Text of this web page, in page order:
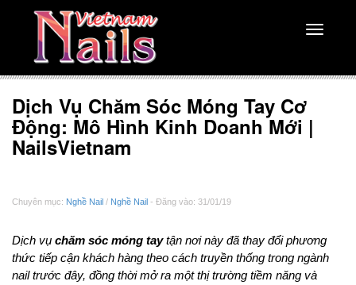
Toggle
Dịch Vụ Chăm Sóc Móng Tay Cơ
Động: Mô Hình Kinh Doanh Mới |
NailsVietnam
Chuyên mục: Nghề Nail / Nghề Nail - Đăng vào: 31/01/19
Dịch vụ chăm sóc móng taytận nơi này đã thay đổi phương
thức tiếp cận khách hàng theo cách truyền thống trong ngành
nail trước đây, đồng thời mở ra một thị trường tiềm năng và